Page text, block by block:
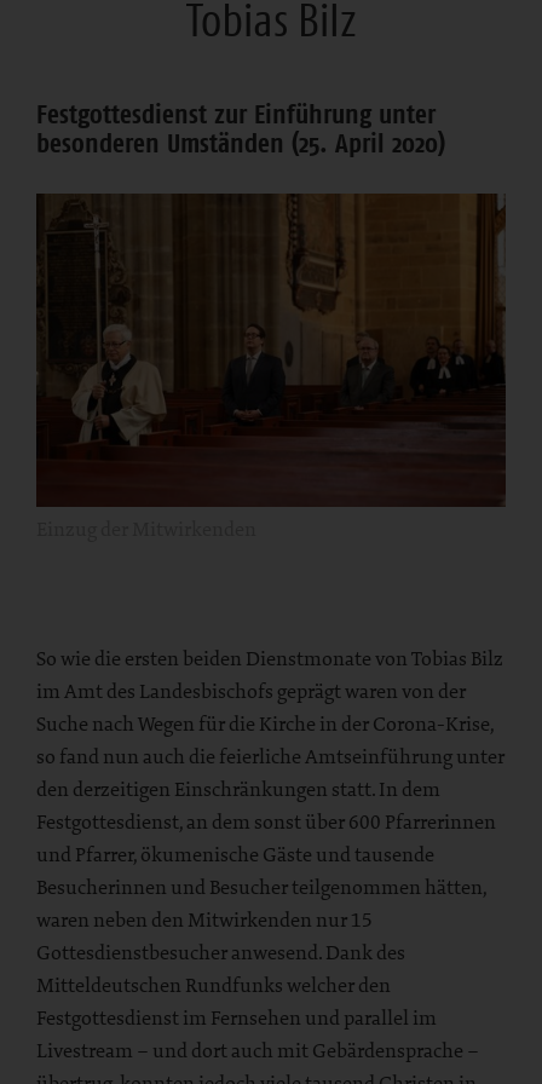
Tobias Bilz
Festgottesdienst zur Einführung unter
besonderen Umständen (25. April 2020)
So wie die ersten beiden Dienstmonate von Tobias Bilz
im Amt des Landesbischofs geprägt waren von der
Suche nach Wegen für die Kirche in der Corona-Krise,
so fand nun auch die feierliche Amtseinführung unter
den derzeitigen Einschränkungen statt. In dem
Festgottesdienst, an dem sonst über 600 Pfarrerinnen
und Pfarrer, ökumenische Gäste und tausende
Besucherinnen und Besucher teilgenommen hätten,
waren neben den Mitwirkenden nur 15
Gottesdienstbesucher anwesend. Dank des
Mitteldeutschen Rundfunks welcher den
Festgottesdienst im Fernsehen und parallel im
Livestream – und dort auch mit Gebärdensprache –